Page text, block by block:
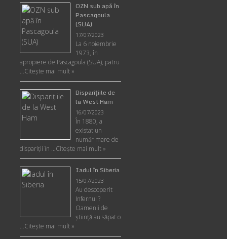
OZN sub apă în
Pascagoula
(SUA)
17/07/2023
La 6 noiembrie
1973, în
apropiere de Pascagoula (SUA), patru
…Citește mai mult »
Disparițiile de
la West Ham
16/07/2023
În 1880, a
existat un
număr mare de
dispariții în …Citește mai mult »
Iadul în Siberia
15/07/2023
Au descoperit
Infernul ?
Oamenii de
ştiinţă au săpat o
…Citește mai mult »